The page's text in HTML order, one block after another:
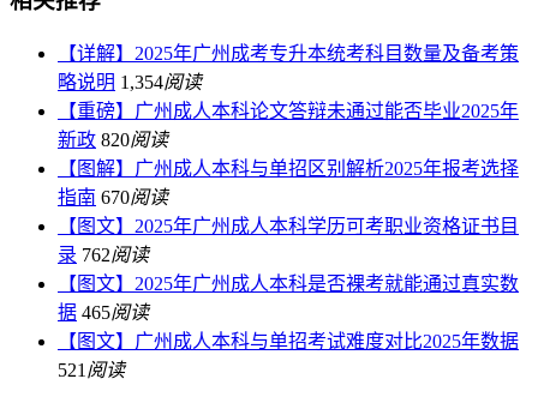
【详解】2025年广州成考专升本统考科目数量及备考策
略说明 1,354阅读
【重磅】广州成人本科论文答辩未通过能否毕业2025年
新政 820阅读
【图解】广州成人本科与单招区别解析2025年报考选择
指南 670阅读
【图文】2025年广州成人本科学历可考职业资格证书目
录 762阅读
【图文】2025年广州成人本科是否裸考就能通过真实数
据 465阅读
【图文】广州成人本科与单招考试难度对比2025年数据
521 阅读